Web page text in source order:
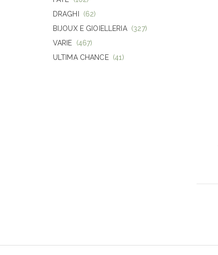
DRAGHI (62)
BIJOUX E GIOIELLERIA (327)
VARIE (467)
ULTIMA CHANCE (41)